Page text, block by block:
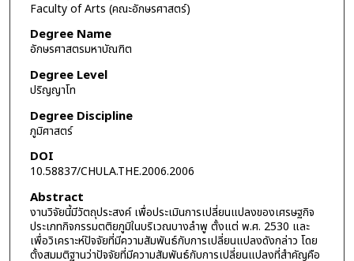
Faculty of Arts (คณะอักษรศาสตร์)
Degree Name
อักษรศาสตรมหาบัณฑิต
Degree Level
ปริญญาโท
Degree Discipline
ภูมิศาสตร์
DOI
10.58837/CHULA.THE.2006.2006
Abstract
งานวิจัยนี้มีวัตถุประสงค์ เพื่อประเมินการเปลี่ยนแปลงของเศรษฐกิจ
ประเภทกิจกรรมตติยภูมิในบริเวณบางลำพู ตั้งแต่ พ.ศ. 2530 และ
เพื่อวิเคราะห์ปัจจัยที่มีความสัมพันธ์กับการเปลี่ยนแปลงดังกล่าว โดย
ตั้งสมมติฐานว่าปัจจัยที่มีความสัมพันธ์กับการเปลี่ยนแปลงที่สำคัญคือ